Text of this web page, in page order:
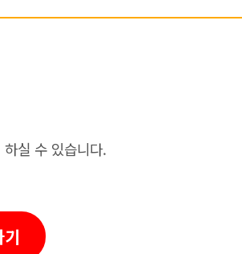
실 수 있습니다.